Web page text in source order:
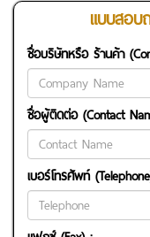
แบบสอบ
ชื่อบริษัทหรือ ร้านค้า
ชื่อผู้ติดต่อ (Contact
เบอร์โทรศัพท์